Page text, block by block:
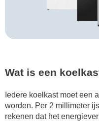
Wat is een
Iedere koelkast moet een
worden. Per 2 millimeter
rekenen dat het